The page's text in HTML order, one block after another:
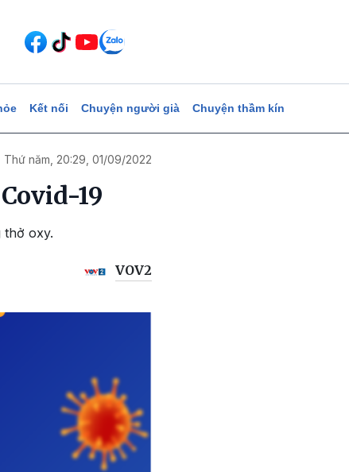
Kết nối Chuyện người già Chuyện thầm kín
Thứ năm, 20:29, 01/09/2022
19
thở oxy.
VOV2